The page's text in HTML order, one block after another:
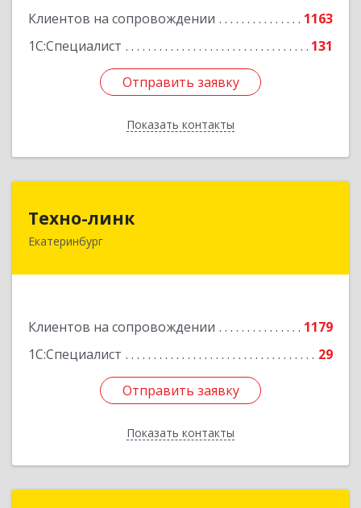
Клиентов на сопровождении
1163
1С:Специалист
131
Отправить заявку
Показать контакты
Подробнее
Отправить заявку
Назад
Техно-линк
Екатеринбург
Клиентов на сопровождении
1179
1С:Специалист
29
Отправить заявку
Показать контакты
620000, Свердловская обл, Екатеринбург г,
Отправить заявку
Назад